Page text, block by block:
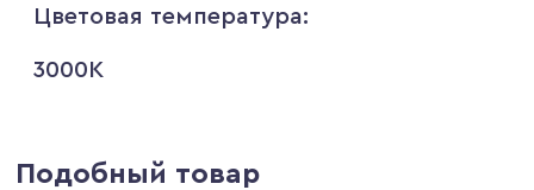
Цветовая температура:
3000K
Подобный товар